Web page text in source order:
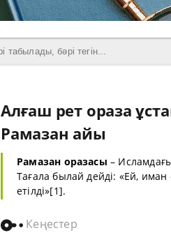
Алғаш рет ораза
Рамазан айы
Рамазан оразасы –
Тағала былай дейді: «Ей,
етілді»[1].
Кеңестер